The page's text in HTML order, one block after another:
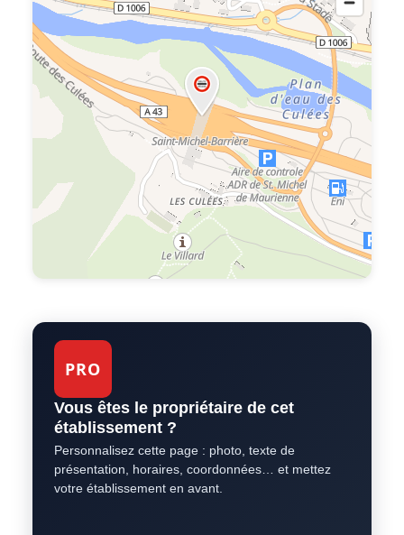
PRO
Vous êtes le propriétaire de cet
établissement ?
Personnalisez cette page : photo, texte de
présentation, horaires, coordonnées… et mettez
votre établissement en avant.